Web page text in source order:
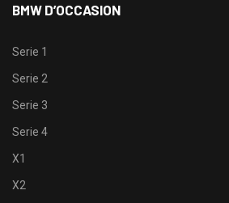
BMW D’OCCASION
Serie 1
Serie 2
Serie 3
Serie 4
X1
X2